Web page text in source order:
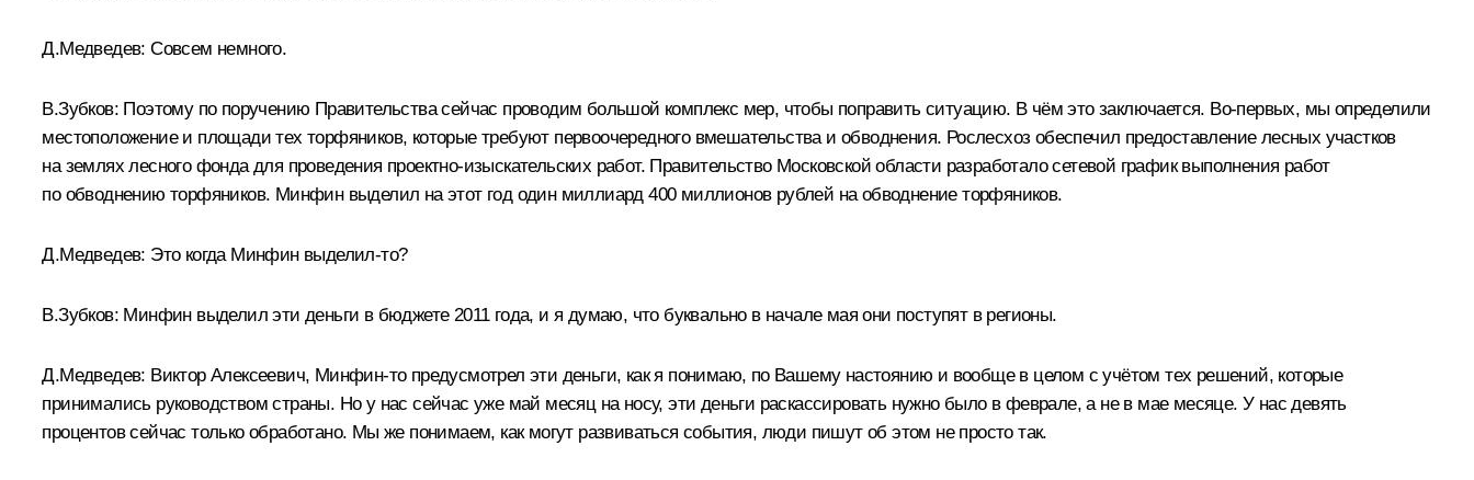
Д.Медведев:Совсем немного.
В.Зубков: Поэтому по поручению Правительства сейчас проводим большой комплекс мер, чтобы поправить ситуацию. В чём это заключается. Во‑первых, мы определили
местоположение и площади тех торфяников, которые требуют первоочередного вмешательства и обводнения. Рослесхоз обеспечил предоставление лесных участков
на землях лесного фонда для проведения проектно-изыскательских работ. Правительство Московской области разработало сетевой график выполнения работ
по обводнению торфяников. Минфин выделил на этот год один миллиард 400 миллионов рублей на обводнение торфяников.
Д.Медведев: Это когда Минфин выделил‑то?
В.Зубков: Минфин выделил эти деньги в бюджете 2011 года, и я думаю, что буквально в начале мая они поступят в регионы.
Д.Медведев: Виктор Алексеевич, Минфин‑то предусмотрел эти деньги, как я понимаю, по Вашему настоянию и вообще в целом с учётом тех решений, которые
принимались руководством страны. Но у нас сейчас уже май месяц на носу, эти деньги раскассировать нужно было в феврале, а не в мае месяце. У нас девять
процентов сейчас только обработано. Мы же понимаем, как могут развиваться события, люди пишут об этом не просто так.